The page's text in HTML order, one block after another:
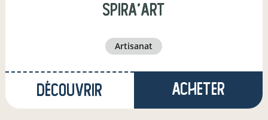
Spira'Art
artisanat
Découvrir Acheter